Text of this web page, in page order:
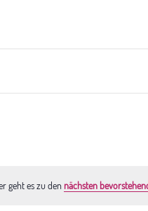
geht es zu dennächsten